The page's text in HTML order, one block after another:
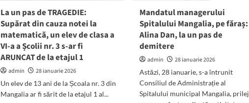
aruncat
de
la
La un pas de TRAGEDIE:
Supărat din cauza notei la
matematică, un elev de clasa a
VI-a a Școlii nr. 3 s-ar fi
ARUNCAT de la etajul 1
admin
28 ianuarie 2026
Un elev de 13 ani de la Școala nr. 3 din
Mangalia ar fi sărit de la etajul 1 al...
Mandatul managerului
Spitalului Mangalia, pe făraș:
Alina Dan, la un pas de
demitere
admin
28 ianuarie 2026
Astăzi, 28 ianuarie, s-a întrunit
Consiliul de Administrație al
Spitalului municipal Mangalia, prilej